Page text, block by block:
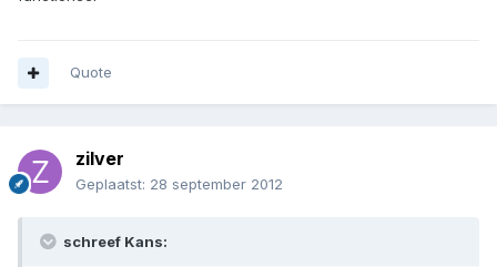
Quote
zilver
Geplaatst: 28 september 2012
schreef Kans: